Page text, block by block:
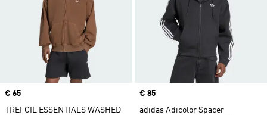
Price
€ 65
TREFOIL ESSENTIALS WASHED
Price
€ 85
adidas Adicolor Spacer